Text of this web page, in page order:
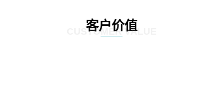
客户价值
CUSTOMER VALUE